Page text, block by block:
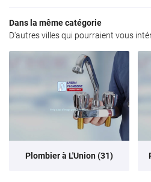
Dans la même catégorie
D'autres villes qui pourraient vous
Plombier à L'Union (31)